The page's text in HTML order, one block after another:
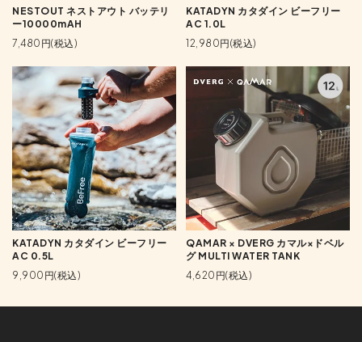
NESTOUT ネストアウト バッテリ
ー10000mAH
7,480円(税込)
KATADYN カタダイン ビーフリー
AC 1.0L
12,980円(税込)
KATADYN カタダイン ビーフリー
AC 0.5L
9,900円(税込)
QAMAR × DVERG カマル×ドベル
グ MULTI WATER TANK
4,620円(税込)